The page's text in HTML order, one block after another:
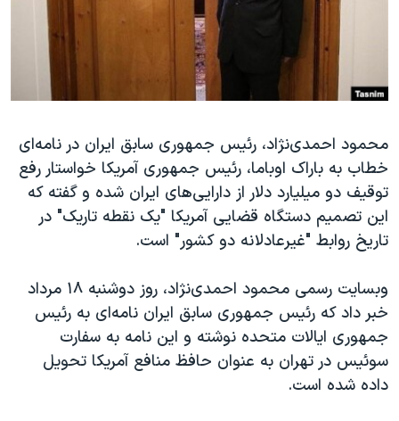
حقوق شهروندی
اقتصادی
اسرائیل در جنگ
گالری عکس
آرشیو پخش زنده
انتخابات ریاست جمهوری آمریکا ۲۰۲۴
حمله جمهوری اسلامی به اسرائیل
ورزش زنان در ایران
اعتراضات زن، زندگی، آزادی
مجموعه مستندهای دادخواهی
تریبونال مردمی آبان ۹۸
چهل سال گروگان‌گیری
قانون شفافیت دارائی کادر رهبری ایران
اعتراضات مردمی آبان ۹۸
دنبال کنید
زبانهای مختلف
محمود احمدی‌نژاد، رئیس جمهوری سابق ایران در نامه‌ای
خطاب به باراک اوباما، رئیس جمهوری آمریکا خواستار رفع
توقیف دو میلیارد دلار از دارایی‌های ایران شده و گفته که
این تصمیم دستگاه قضایی آمریکا "یک نقطه تاریک" در
تاریخ روابط "غیرعادلانه دو کشور" است.
وبسایت رسمی محمود احمدی‌نژاد، روز دوشنبه ۱۸ مرداد
خبر داد که رئیس جمهوری سابق ایران نامه‌ای به رئیس
جمهوری ایالات متحده نوشته و این نامه به سفارت
سوئیس در تهران به عنوان حافظ منافع آمریکا تحویل
داده شده است.